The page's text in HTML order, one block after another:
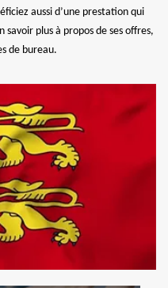
aussi d’une prestation qui
plus à propos de ses offres,
de bureau.